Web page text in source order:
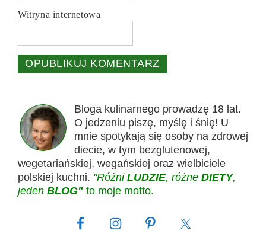
Witryna internetowa
Bloga kulinarnego prowadzę 18 lat.
O jedzeniu piszę, myślę i śnię! U
mnie spotykają się osoby na zdrowej
diecie, w tym bezglutenowej,
wegetariańskiej, wegańskiej oraz wielbiciele
polskiej kuchni. "Różni LUDZIE, różne DIETY,
jeden BLOG" to moje motto.